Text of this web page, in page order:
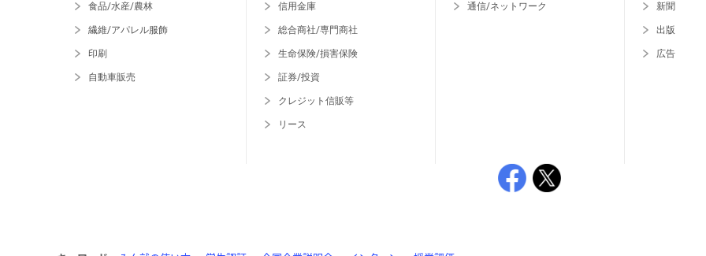
食品/水産/農林
繊維/アパレル服飾
印刷
自動車販売
信用金庫
総合商社/専門商社
生命保険/損害保険
証券/投資
クレジット信販等
リース
通信/ネットワーク 新聞
出版
広告